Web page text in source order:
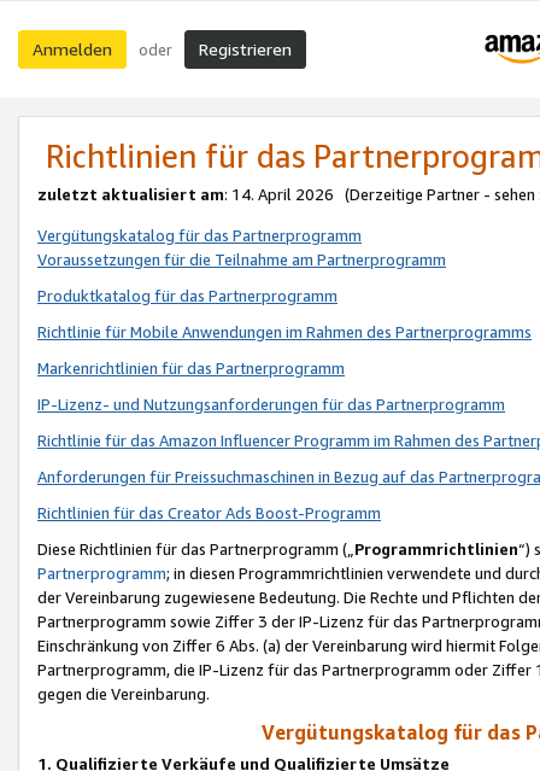
Anmelden oder Registrieren
Richtlinien für das
zuletzt aktualisiert am: 14. April 2026 (Derzeitige Partner - sehen
Vergütungskatalog für das Partnerprogramm
Voraussetzungen für die Teilnahme am Partnerprogramm
Produktkatalog für das Partnerprogramm
Richtlinie für Mobile Anwendungen im Rahmen des Partnerprogramms
Markenrichtlinien für das Partnerprogramm
IP-Lizenz- und Nutzungsanforderungen für das Partnerprogramm
Richtlinie für das Amazon Influencer Programm im Rahmen des
Anforderungen für Preissuchmaschinen in Bezug auf das
Richtlinien für das Creator Ads Boost-Programm
Diese Richtlinien für das Partnerprogramm („Programmrichtlinien“)
Partnerprogramm; in diesen Programmrichtlinien verwendete und
der Vereinbarung zugewiesene Bedeutung. Die Rechte und Pflichten
Partnerprogramm sowie Ziffer 3 der IP-Lizenz für das
Einschränkung von Ziffer 6 Abs. (a) der Vereinbarung wird hiermit
Partnerprogramm, die IP-Lizenz für das Partnerprogramm oder
gegen die Vereinbarung.
Vergütungskatalog für das
1. Qualifizierte Verkäufe und Qualifizierte Umsätze